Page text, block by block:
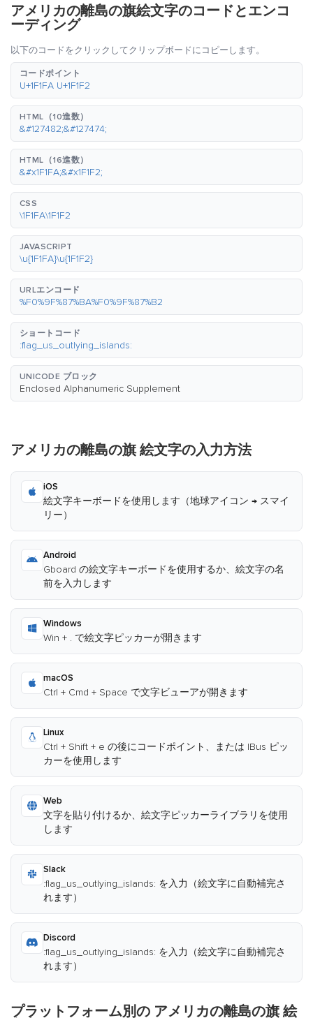
アメリカの離島の旗絵文字のコードとエンコ
ーディング
以下のコードをクリックしてクリップボードにコピーします。
コードポイント
U+1F1FA U+1F1F2
HTML（10進数）
&#127482;&#127474;
HTML（16進数）
&#x1F1FA;&#x1F1F2;
CSS
\1F1FA\1F1F2
JAVASCRIPT
\u{1F1FA}\u{1F1F2}
URLエンコード
%F0%9F%87%BA%F0%9F%87%B2
ショートコード
:flag_us_outlying_islands:
UNICODE ブロック
Enclosed Alphanumeric Supplement
アメリカの離島の旗 絵文字の入力方法
iOS
絵文字キーボードを使用します（地球アイコン → スマイ
リー）
Android
Gboard の絵文字キーボードを使用するか、絵文字の名
前を入力します
Windows
Win + . で絵文字ピッカーが開きます
macOS
Ctrl + Cmd + Space で文字ビューアが開きます
Linux
Ctrl + Shift + e の後にコードポイント、または IBus ピッ
カーを使用します
Web
文字を貼り付けるか、絵文字ピッカーライブラリを使用
します
Slack
:flag_us_outlying_islands: を入力（絵文字に自動補完さ
れます）
Discord
:flag_us_outlying_islands: を入力（絵文字に自動補完さ
れます）
プラットフォーム別の アメリカの離島の旗 絵